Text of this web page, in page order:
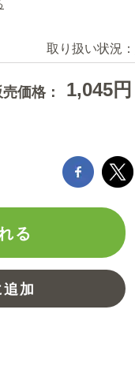
取り扱い状況：
価格： 1,045円
る
加